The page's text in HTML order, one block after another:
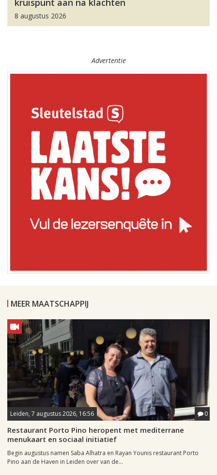
kruispunt aan na klachten
8 augustus 2026
Advertentie
MEER MAATSCHAPPIJ
Leiden, 7 augustus 2026, 16:56 0
Restaurant Porto Pino heropent met mediterrane
menukaart en sociaal initiatief
Begin augustus namen Saba Alhatra en Rayan Younis restaurant Porto
Pino aan de Haven in Leiden over van de...